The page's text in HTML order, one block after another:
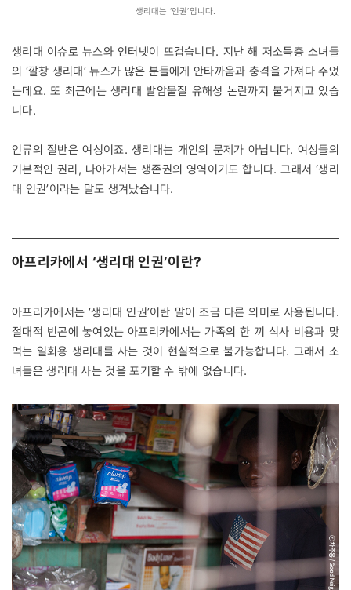
생리대는 ‘인권’입니다.
생리대 이슈로 뉴스와 인터넷이 뜨겁습니다. 지난 해 저소득층 소녀들
의 ‘깔창 생리대’ 뉴스가 많은 분들에게 안타까움과 충격을 가져다 주었
는데요. 또 최근에는 생리대 발암물질 유해성 논란까지 불거지고 있습
니다.
인류의 절반은 여성이죠. 생리대는 개인의 문제가 아닙니다. 여성들의
기본적인 권리, 나아가서는 생존권의 영역이기도 합니다. 그래서 ‘생리
대 인권’이라는 말도 생겨났습니다.
아프리카에서 ‘생리대 인권’이란?
아프리카에서는 ‘생리대 인권’이란 말이 조금 다른 의미로 사용됩니다.
절대적 빈곤에 놓여있는 아프리카에서는 가족의 한 끼 식사 비용과 맞
먹는 일회용 생리대를 사는 것이 현실적으로 불가능합니다. 그래서 소
녀들은 생리대 사는 것을 포기할 수 밖에 없습니다.